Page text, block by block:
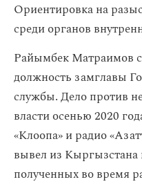
Ориентировка на
среди органов
Райымбек Матраимов
должность замглавы
службы. Дело против
власти осенью 2020
«Клоопа» и радио
вывел из Кыргызстана
полученных во время